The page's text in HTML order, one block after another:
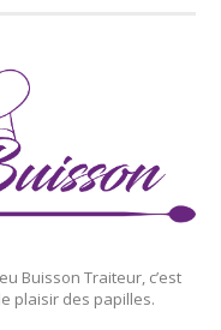
Buisson Traiteur, c’est
plaisir des papilles.